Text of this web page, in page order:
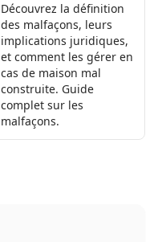
Découvrez la définition
des malfaçons, leurs
implications juridiques,
et comment les gérer en
cas de maison mal
construite. Guide
complet sur les
malfaçons.